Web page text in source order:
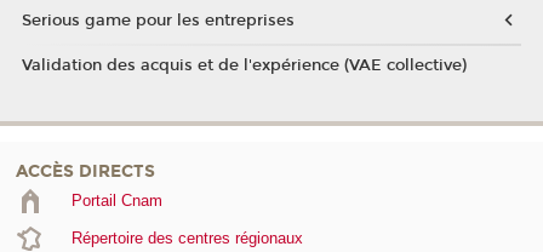
Serious game pour les entreprises
Validation des acquis et de l'expérience (VAE collective)
ACCÈS DIRECTS
Portail Cnam
Répertoire des centres régionaux